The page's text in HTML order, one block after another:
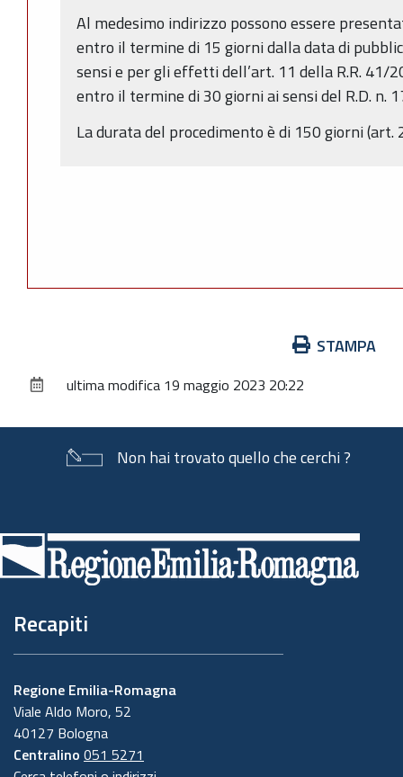
Al medesimo indirizzo possono essere
entro il termine di 15 giorni dalla data di
sensi e per gli effetti dell’art. 11 della R.R. 41/
entro il termine di 30 giorni ai sensi del R.D. n.
La durata del procedimento è di 150 giorni (art.
documento
STAMPA
ultima modifica 19 maggio 2023 20:22
Non hai trovato quello che cerchi ?
di
pagina
Recapiti
Regione Emilia-Romagna
Viale Aldo Moro, 52
40127 Bologna
Centralino 051 5271